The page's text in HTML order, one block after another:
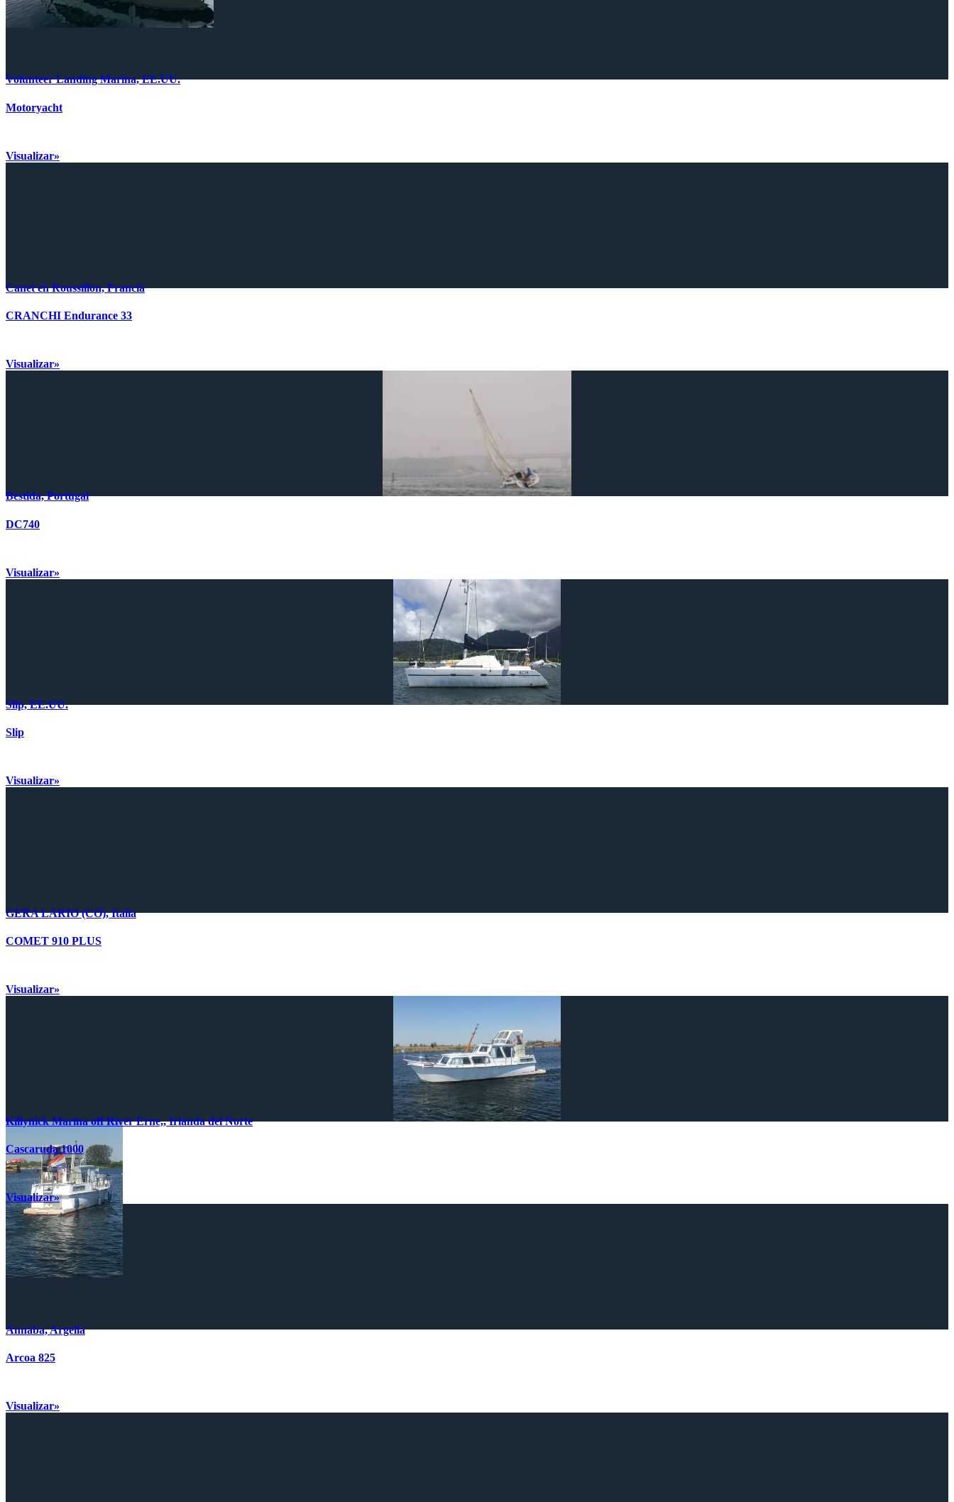
Volunteer Landing Marina, EE.UU.
Motoryacht
Visualizar»
Canet en Roussillon, Francia
CRANCHI Endurance 33
Visualizar»
Béstida, Portugal
DC740
Visualizar»
Slip, EE.UU.
Slip
Visualizar»
GERA LARIO (CO), Italia
COMET 910 PLUS
Visualizar»
Killynick Marina off River Erne,, Irlanda del Norte
Cascaruda 1000
Visualizar»
Annaba, Argelia
Arcoa 825
Visualizar»